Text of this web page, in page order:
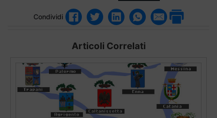
Condividi
Articoli Correlati